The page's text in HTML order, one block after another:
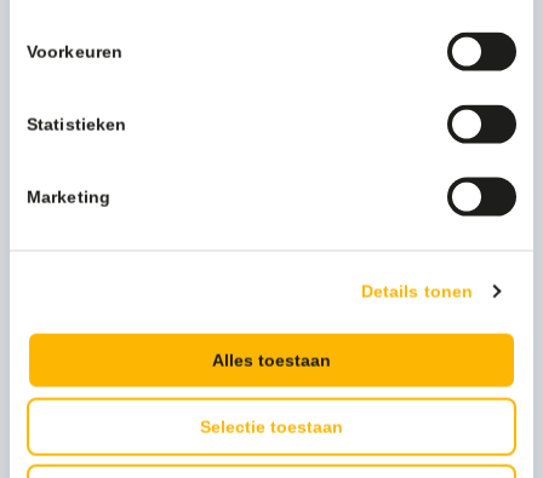
Voorkeuren
Statistieken
Marketing
Details tonen
Alles toestaan
Selectie toestaan
ideale oplossing.
Het gemak van een jumborol gecombineerd met de extra
reserve rol beschikbaar is.
vormgegeven cover, met verschillende opties qua kleuren
vensters, logo etc. inclusief het praktische doorlopende
Deze dispenser maakt onderdeel uit van een complete
Meer productinformatie
Artikel breedte mm 338